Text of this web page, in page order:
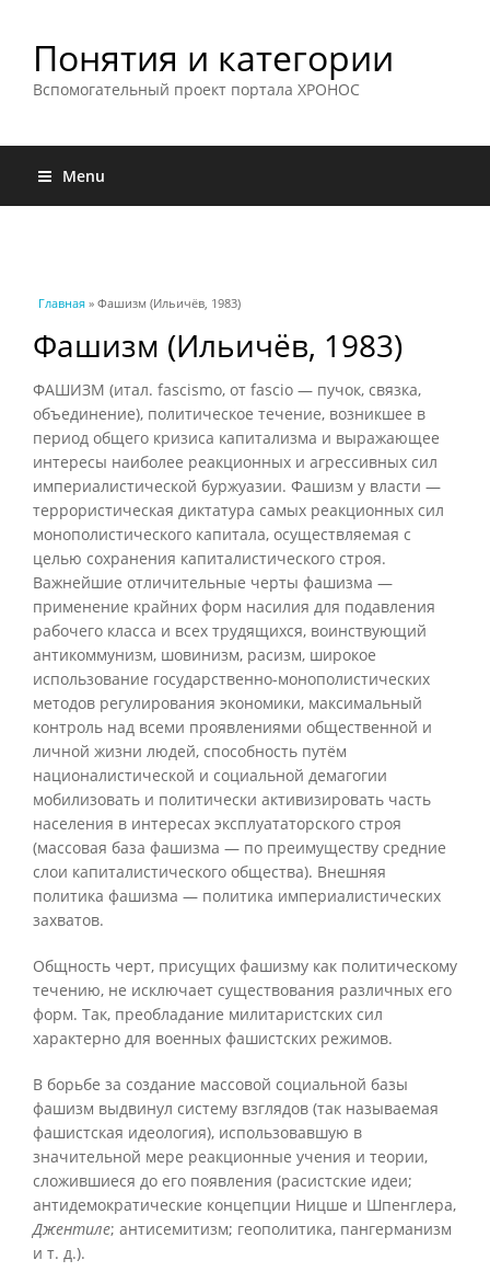
Понятия и категории
Вспомогательный проект портала ХРОНОС
Menu
Вы здесь
Главная » Фашизм (Ильичёв, 1983)
Фашизм (Ильичёв, 1983)
ФАШИЗМ (итал. fascismo, от fascio — пучок, связка,
объединение), политическое течение, возникшее в
период общего кризиса капитализма и выражающее
интересы наиболее реакционных и агрессивных сил
империалистической буржуазии. Фашизм у власти —
террористическая диктатура самых реакционных сил
монополистического капитала, осуществляемая с
целью сохранения капиталистического строя.
Важнейшие отличительные черты фашизма —
применение крайних форм насилия для подавления
рабочего класса и всех трудящихся, воинствующий
антикоммунизм, шовинизм, расизм, широкое
использование государственно-монополистических
методов регулирования экономики, максимальный
контроль над всеми проявлениями общественной и
личной жизни людей, способность путём
националистической и социальной демагогии
мобилизовать и политически активизировать часть
населения в интересах эксплуататорского строя
(массовая база фашизма — по преимуществу средние
слои капиталистического общества). Внешняя
политика фашизма — политика империалистических
захватов.
Общность черт, присущих фашизму как политическому
течению, не исключает существования различных его
форм. Так, преобладание милитаристских сил
характерно для военных фашистских режимов.
В борьбе за создание массовой социальной базы
фашизм выдвинул систему взглядов (так называемая
фашистская идеология), использовавшую в
значительной мере реакционные учения и теории,
сложившиеся до его появления (расистские идеи;
антидемократические концепции Ницше и Шпенглера,
Джентиле; антисемитизм; геополитика, пангерманизм
и т. д.).